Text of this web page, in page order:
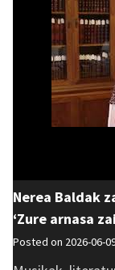
Nerea Baldak
‘Zure arnasa
Posted on 2026-06-